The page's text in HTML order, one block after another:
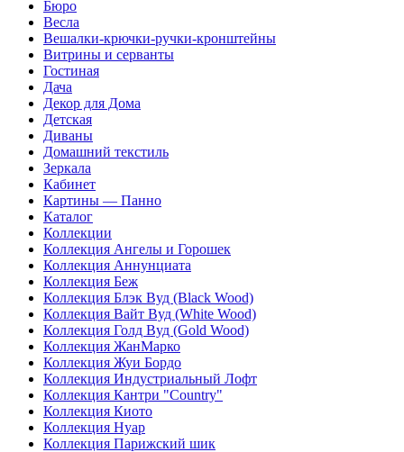
Бюро
Весла
Вешалки-крючки-ручки-кронштейны
Витрины и серванты
Гостиная
Дача
Декор для Дома
Детская
Диваны
Домашний текстиль
Зеркала
Кабинет
Картины — Панно
Каталог
Коллекции
Коллекция Ангелы и Горошек
Коллекция Аннунциата
Коллекция Беж
Коллекция Блэк Вуд (Black Wood)
Коллекция Вайт Вуд (White Wood)
Коллекция Голд Вуд (Gold Wood)
Коллекция ЖанМарко
Коллекция Жуи Бордо
Коллекция Индустриальный Лофт
Коллекция Кантри "Country"
Коллекция Киото
Коллекция Нуар
Коллекция Парижский шик